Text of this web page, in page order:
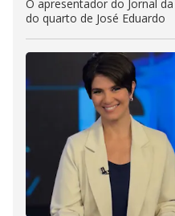
O apresentador do Jornal
do quarto de José Eduardo